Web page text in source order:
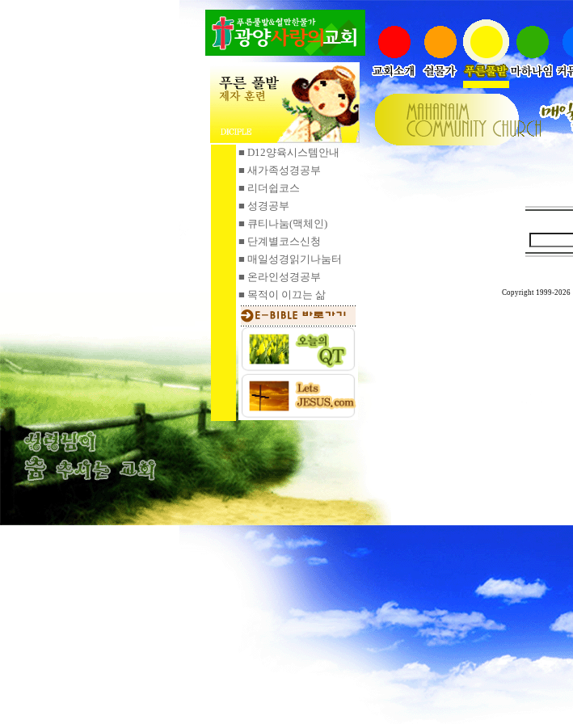
■ D12양육시스템안내
■ 새가족성경공부
■ 리더쉽코스
■ 성경공부
■ 큐티나눔(맥체인)
■ 단계별코스신청
■ 매일성경읽기 나눔터
■ 온라인성경공부
■ 목적이 이끄는 삶
Copyright 1999-2026